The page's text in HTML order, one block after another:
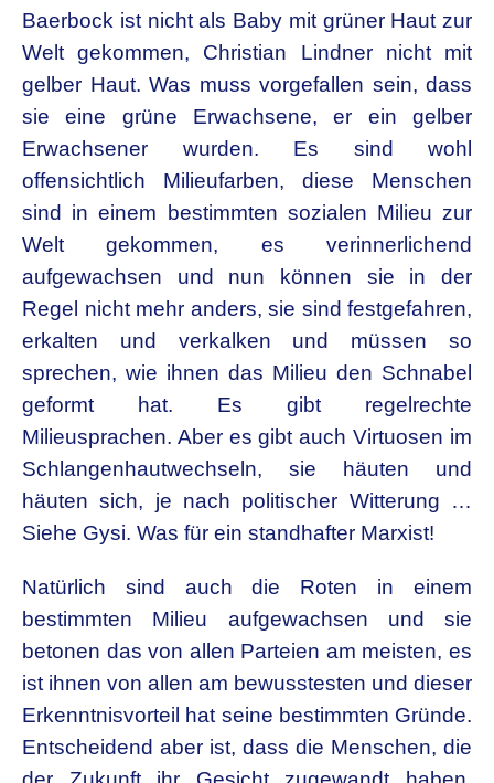
Baerbock ist nicht als Baby mit grüner Haut zur
Welt gekommen, Christian Lindner nicht mit
gelber Haut. Was muss vorgefallen sein, dass
sie eine grüne Erwachsene, er ein gelber
Erwachsener wurden. Es sind wohl
offensichtlich Milieufarben, diese Menschen
sind in einem bestimmten sozialen Milieu zur
Welt gekommen, es verinnerlichend
aufgewachsen und nun können sie in der
Regel nicht mehr anders, sie sind festgefahren,
erkalten und verkalken und müssen so
sprechen, wie ihnen das Milieu den Schnabel
geformt hat. Es gibt regelrechte
Milieusprachen. Aber es gibt auch Virtuosen im
Schlangenhautwechseln, sie häuten und
häuten sich, je nach politischer Witterung …
Siehe Gysi. Was für ein standhafter Marxist!
Natürlich sind auch die Roten in einem
bestimmten Milieu aufgewachsen und sie
betonen das von allen Parteien am meisten, es
ist ihnen von allen am bewusstesten und dieser
Erkenntnisvorteil hat seine bestimmten Gründe.
Entscheidend aber ist, dass die Menschen, die